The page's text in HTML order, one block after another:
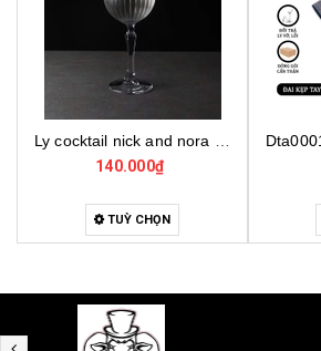
Ly cocktail nick and nora 440290, ly thủy tinh cocktail cao cấp, ly thủy tinh thổ nhĩ kỳ
140.000₫
TUỲ CHỌN